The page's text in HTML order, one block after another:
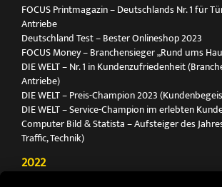
FOCUS Printmagazin – Deutschlands Nr. 1 für
Antriebe
Deutschland Test – Bester Onlineshop 2023
FOCUS Money – Branchensieger „Rund ums
DIE WELT – Nr. 1 in Kundenzufriedenheit
Antriebe)
DIE WELT – Preis-Champion 2023
DIE WELT – Service-Champion im erlebten
Computer Bild & Statista – Aufsteiger des
Traffic, Technik)
2022